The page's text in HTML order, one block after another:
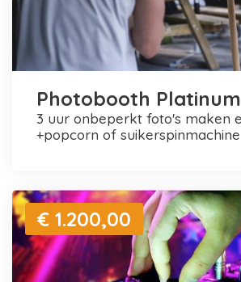
Photobooth Platinum
3 uur onbeperkt foto's maken en printen
+popcorn of suikerspinmachine
€ 1.200,00